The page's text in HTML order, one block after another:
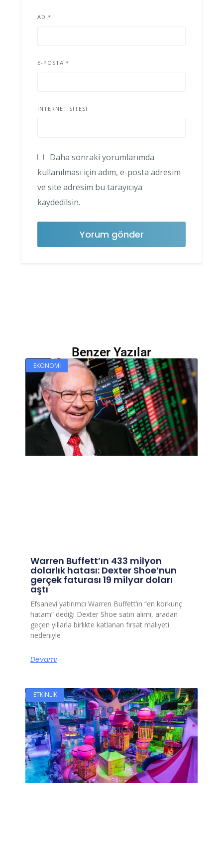
AD *
E-POSTA *
İNTERNET SITESI
Daha sonraki yorumlarımda
kullanılması için adım, e-posta adresim
ve site adresim bu tarayıcıya
kaydedilsin.
Benzer Yazılar
EKONOMI
Warren Buffett’ın 433 milyon
dolarlık hatası: Dexter Shoe’nun
gerçek faturası 19 milyar doları
aştı
Efsanevi yatırımcı Warren Buffett’ın “en korkunç
hatam” dediği Dexter Shoe satın alımı, aradan
geçen yıllarla birlikte katlanan fırsat maliyeti
nedeniyle
Devamı
ETKINLIK